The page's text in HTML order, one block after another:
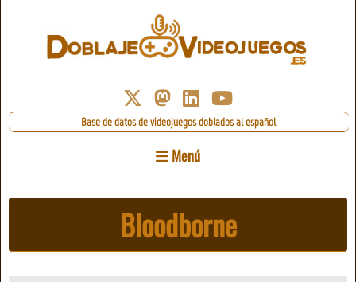
Base de datos de videojuegos doblados al español
Menú
Bloodborne